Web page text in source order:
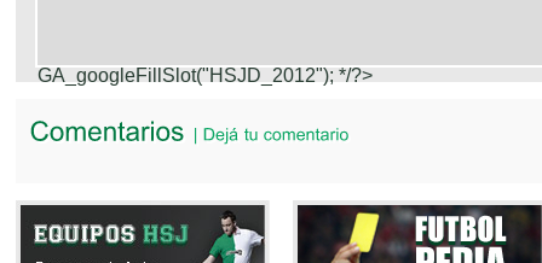
GA_googleFillSlot("HSJD_2012"); */?>